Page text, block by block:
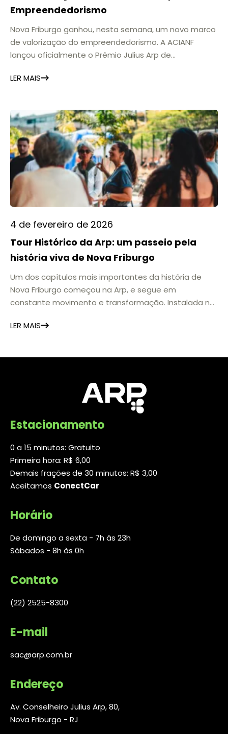
Empreendedorismo
Nova Friburgo ganhou, nesta semana, um novo marco
de valorização do empreendedorismo. A ACIANF
lançou oficialmente o Prêmio Julius Arp de
11 da Arp, reunindo empresários, lideranças
empresas e empreendedores
LER MAIS
4 de fevereiro de 2026
Tour Histórico da Arp: um passeio pela
história viva de Nova Friburgo
Um dos capítulos mais importantes da história de
Nova Friburgo começou na Arp, e segue em
constante movimento e transformação. Instalada no
marcou a industrialização local e a chegada da
LER MAIS
Estacionamento
0 a 15 minutos: Gratuito
Primeira hora: R$ 6,00
Demais frações de 30 minutos: R$ 3,00
Aceitamos ConectCar
Horário
De domingo a sexta - 7h às 23h
Sábados - 8h às 0h
Contato
(22) 2525-8300
E-mail
sac@arp.com.br
Endereço
Av. Conselheiro Julius Arp, 80,
Nova Friburgo - RJ